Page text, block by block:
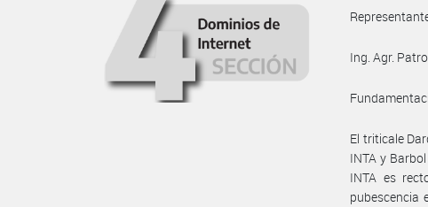
Ing. Agr.
El triticale
INTA y
INTA es
pubescencia